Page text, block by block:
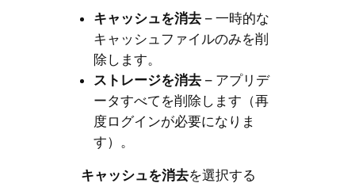
キャッシュを消去– 一時的な
キャッシュファイルのみを削
除します。
ストレージを消去– アプリデ
ータすべてを削除します（再
度ログインが必要になりま
す）。
キャッシュを消去を選択する